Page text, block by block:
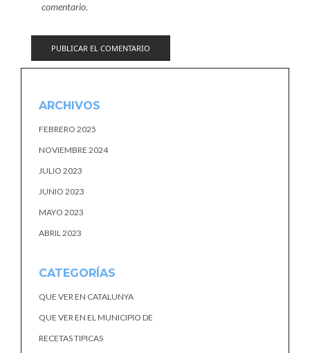
comentario.
ARCHIVOS
FEBRERO 2025
NOVIEMBRE 2024
JULIO 2023
JUNIO 2023
MAYO 2023
ABRIL 2023
CATEGORÍAS
QUE VER EN CATALUNYA
QUE VER EN EL MUNICIPIO DE
RECETAS TIPICAS